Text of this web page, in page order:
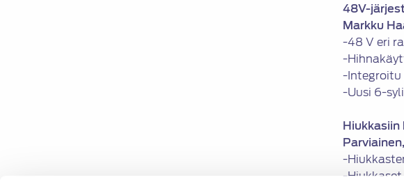
48V-
Markku
-48 V eri
-
-Integroitu
-Uusi 6-
-
-